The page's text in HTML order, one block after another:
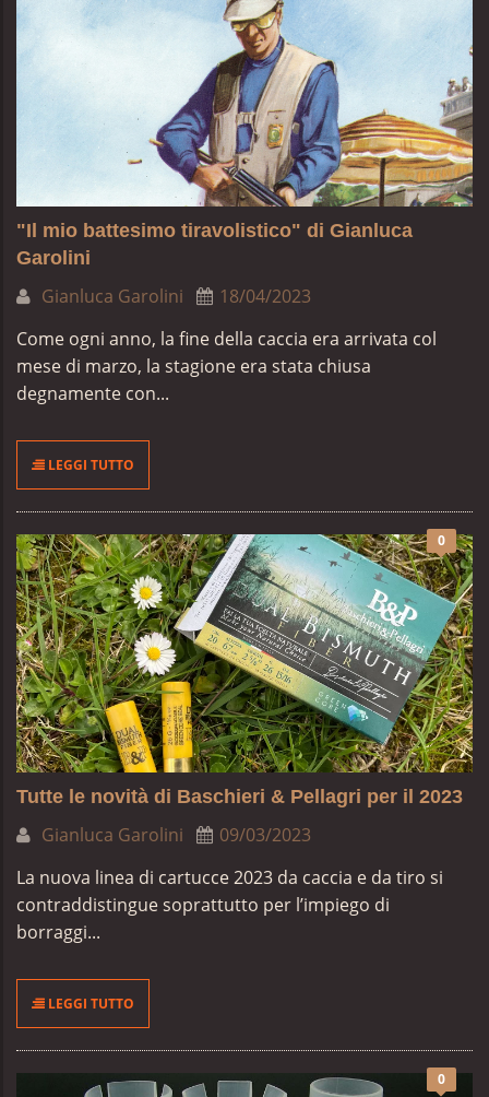
"Il mio battesimo tiravolistico" di Gianluca
Garolini
Gianluca Garolini
18/04/2023
Come ogni anno, la fine della caccia era arrivata col
mese di marzo, la stagione era stata chiusa
degnamente con...
LEGGI TUTTO
0
Tutte le novità di Baschieri & Pellagri per il 2023
Gianluca Garolini
09/03/2023
La nuova linea di cartucce 2023 da caccia e da tiro si
contraddistingue soprattutto per l’impiego di
borraggi...
LEGGI TUTTO
0